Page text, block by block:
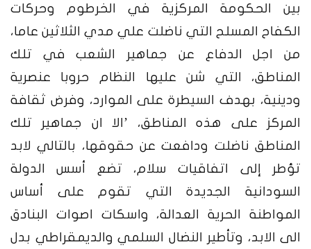
بين الحكومة المركزية في الخرطوم وحركات
الكفاح المسلح التي ناضلت علي مدي الثلاثين عاما،
من اجل الدفاع عن جماهير الشعب في تلك
المناطق، التي شن عليها النظام حروبا عنصرية
ودينية، بهدف السيطرة على الموارد، وفرض ثقافة
المركز على هذه المناطق، ’الا ان جماهير تلك
المناطق ناضلت ودافعت عن حقوقها، بالتالي لابد
تؤطر إلى اتفاقيات سلام، تضع أسس الدولة
السودانية الجديدة التي تقوم على أساس
المواطنة الحرية العدالة، واسكات اصوات البنادق
الى الابد، وتأطير النضال السلمي والديمقراطي بدل